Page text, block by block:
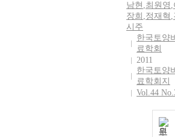
남현 ,최원영 ,
장희 ,정재혁 ,
시주
한국토양
료학회
2011
한국토양
료학회지
Vol.44
원